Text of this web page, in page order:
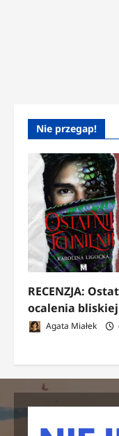
Nie przegap!
RECENZJA:
ocalenia
Agata Miałek